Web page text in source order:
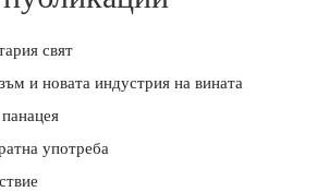
свят
и новата индустрия на вината
употреба